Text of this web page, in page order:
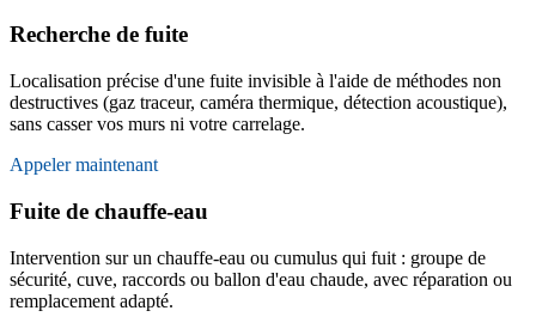
Recherche de fuite
Localisation précise d'une fuite invisible à l'aide de méthodes non
destructives (gaz traceur, caméra thermique, détection acoustique),
sans casser vos murs ni votre carrelage.
Appeler maintenant
Fuite de chauffe-eau
Intervention sur un chauffe-eau ou cumulus qui fuit : groupe de
sécurité, cuve, raccords ou ballon d'eau chaude, avec réparation ou
remplacement adapté.